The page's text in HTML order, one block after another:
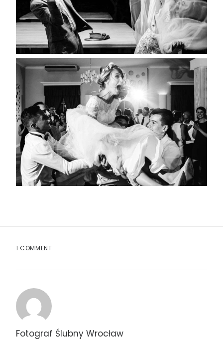
1 COMMENT
Fotograf Ślubny Wrocław